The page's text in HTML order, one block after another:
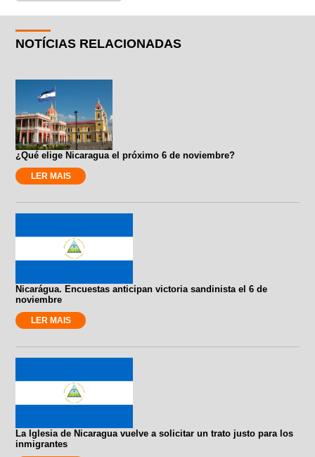
NOTÍCIAS RELACIONADAS
¿Qué elige Nicaragua el próximo 6 de noviembre?
LER MAIS
Nicarágua. Encuestas anticipan victoria sandinista el 6 de
noviembre
LER MAIS
La Iglesia de Nicaragua vuelve a solicitar un trato justo para los
inmigrantes